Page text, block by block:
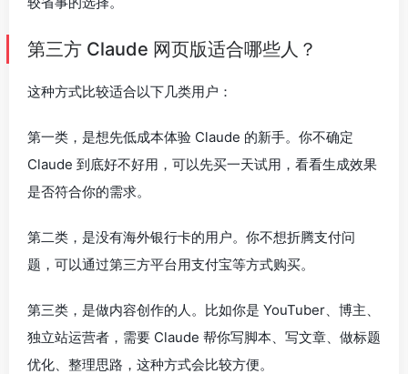
第三方 Claude 网页版适合哪些人？
这种方式比较适合以下几类用户：
第一类，是想先低成本体验 Claude 的新手。你不确定
Claude 到底好不好用，可以先买一天试用，看看生成效果
是否符合你的需求。
第二类，是没有海外银行卡的用户。你不想折腾支付问
题，可以通过第三方平台用支付宝等方式购买。
第三类，是做内容创作的人。比如你是 YouTuber、博主、
独立站运营者，需要 Claude 帮你写脚本、写文章、做标题
优化、整理思路，这种方式会比较方便。